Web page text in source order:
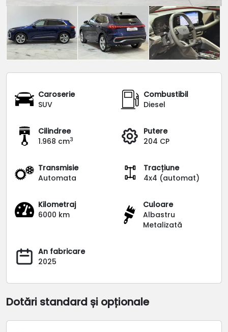
Caroserie
SUV
Combustibil
Diesel
Cilindree
1.968 cm3
Putere
204 CP
Transmisie
Automata
Tracțiune
4x4 (automat)
Kilometraj
6000 km
Culoare
Albastru
Metalizată
An fabricare
2025
Dotări standard și opționale